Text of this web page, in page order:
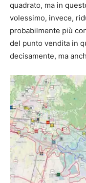
quadrato, ma in
volessimo, invece,
probabilmente più
del punto vendita in
decisamente, ma